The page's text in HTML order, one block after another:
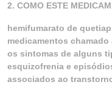
2. COMO ESTE
hemifumarato de
medicamentos
os sintomas de alguns
esquizofrenia e
associados ao